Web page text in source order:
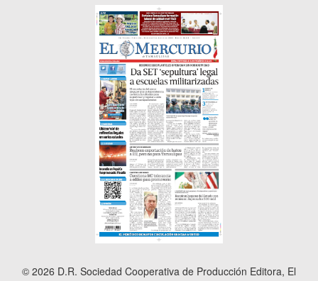
© 2026 D.R. Sociedad Cooperativa de Producción Editora, El